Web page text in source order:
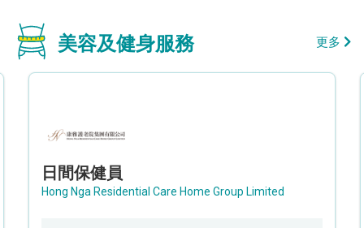
美容及健身服務 更多
日間保健員
Hong Nga Residential Care Home Group Limited